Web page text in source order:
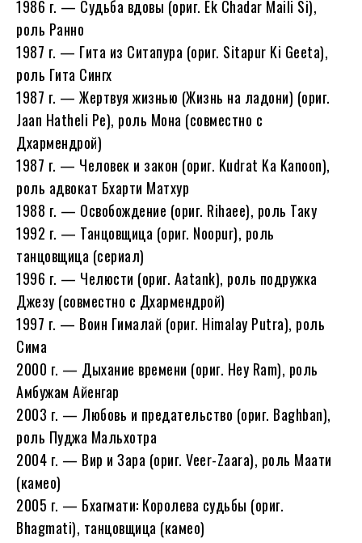
1986 г. — Судьба вдовы (ориг. Ek Chadar Maili Si),
роль Ранно
1987 г. — Гита из Ситапура (ориг. Sitapur Ki Geeta),
роль Гита Сингх
1987 г. — Жертвуя жизнью (Жизнь на ладони) (ориг.
Jaan Hatheli Pe), роль Мона (совместно с
Дхармендрой)
1987 г. — Человек и закон (ориг. Kudrat Ka Kanoon),
роль адвокат Бхарти Матхур
1988 г. — Освобождение (ориг. Rihaee), роль Таку
1992 г. — Танцовщица (ориг. Noopur), роль
танцовщица (сериал)
1996 г. — Челюсти (ориг. Aatank), роль подружка
Джезу (совместно с Дхармендрой)
1997 г. — Воин Гималай (ориг. Himalay Putra), роль
Сима
2000 г. — Дыхание времени (ориг. Hey Ram), роль
Амбужам Айенгар
2003 г. — Любовь и предательство (ориг. Baghban),
роль Пуджа Мальхотра
2004 г. — Вир и Зара (ориг. Veer-Zaara), роль Маати
(камео)
2005 г. — Бхагмати: Королева судьбы (ориг.
Bhagmati), танцовщица (камео)